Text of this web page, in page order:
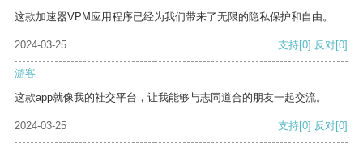
这款加速器VPM应用程序已经为我们带来了无限的隐私保护和自由。
2024-03-25 支持[0] 反对[0]
游客
这款app就像我的社交平台，让我能够与志同道合的朋友一起交流。
2024-03-25 支持[0] 反对[0]